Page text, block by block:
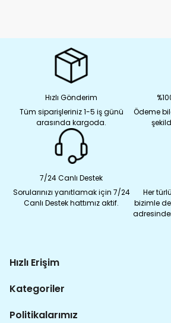
Hızlı Gönderim
Tüm siparişleriniz 1-5 iş günü
arasında kargoda.
Ödeme
7/24 Canlı Destek
Sorularınızı yanıtlamak için 7/24
Canlı Destek hattımız aktif.
Her
bizimle
Hızlı Erişim
Kategoriler
Politikalarımız